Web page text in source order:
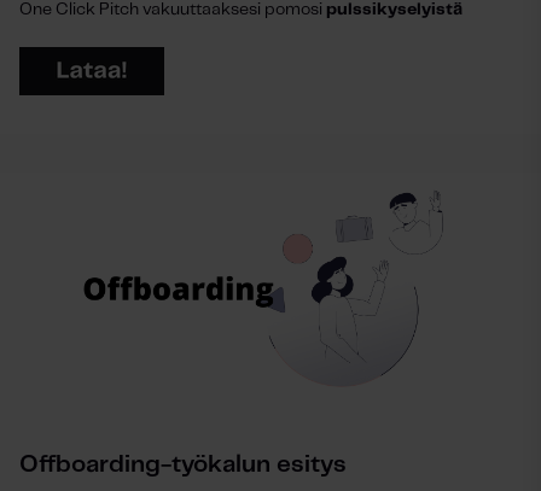
One Click Pitch vakuuttaaksesi pomosi pulssikyselyistä
Offboarding-työkalun esitys